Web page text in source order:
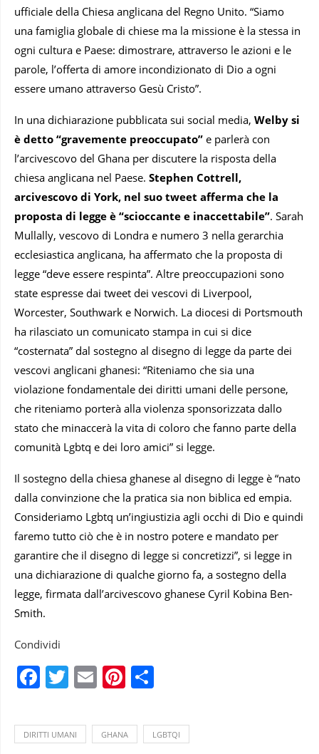
ufficiale della Chiesa anglicana del Regno Unito. “Siamo
una famiglia globale di chiese ma la missione è la stessa in
ogni cultura e Paese: dimostrare, attraverso le azioni e le
parole, l’offerta di amore incondizionato di Dio a ogni
essere umano attraverso Gesù Cristo”.
In una dichiarazione pubblicata sui social media, Welby si
è detto “gravemente preoccupato” e parlerà con
l’arcivescovo del Ghana per discutere la risposta della
chiesa anglicana nel Paese. Stephen Cottrell,
arcivescovo di York, nel suo tweet afferma che la
proposta di legge è “scioccante e inaccettabile”. Sarah
Mullally, vescovo di Londra e numero 3 nella gerarchia
ecclesiastica anglicana, ha affermato che la proposta di
legge “deve essere respinta”. Altre preoccupazioni sono
state espresse dai tweet dei vescovi di Liverpool,
Worcester, Southwark e Norwich. La diocesi di Portsmouth
ha rilasciato un comunicato stampa in cui si dice
“costernata” dal sostegno al disegno di legge da parte dei
vescovi anglicani ghanesi: “Riteniamo che sia una
violazione fondamentale dei diritti umani delle persone,
che riteniamo porterà alla violenza sponsorizzata dallo
stato che minaccerà la vita di coloro che fanno parte della
comunità Lgbtq e dei loro amici” si legge.
Il sostegno della chiesa ghanese al disegno di legge è “nato
dalla convinzione che la pratica sia non biblica ed empia.
Consideriamo Lgbtq un’ingiustizia agli occhi di Dio e quindi
faremo tutto ciò che è in nostro potere e mandato per
garantire che il disegno di legge si concretizzi”, si legge in
una dichiarazione di qualche giorno fa, a sostegno della
legge, firmata dall’arcivescovo ghanese Cyril Kobina Ben-
Smith.
Condividi
Facebook
Twitter
EmailPinterest
DIRITTI UMANI GHANA LGBTQI